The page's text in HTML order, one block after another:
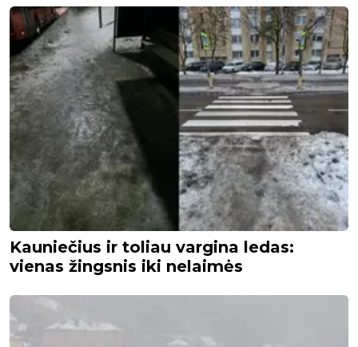
Kauniečius ir toliau vargina ledas:
vienas žingsnis iki nelaimės